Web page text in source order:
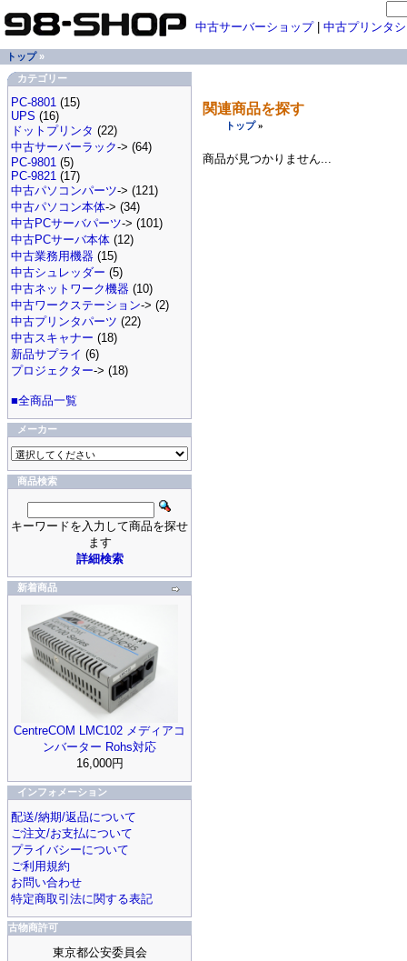
関連商品を探す
トップ»
商品が見つかりません...
中古サーバーショップ| 中古プリンタ
トップ»
カテゴリー
PC-8801 (15)
UPS (16)
ドットプリンタ (22)
中古サーバーラック-> (64)
PC-9801 (5)
PC-9821 (17)
中古パソコンパーツ-> (121)
中古パソコン本体-> (34)
中古PCサーバパーツ-> (101)
中古PCサーバ本体 (12)
中古業務用機器 (15)
中古シュレッダー (5)
中古ネットワーク機器 (10)
中古ワークステーション-> (2)
中古プリンタパーツ (22)
中古スキャナー (18)
新品サプライ (6)
プロジェクター-> (18)
■全商品一覧
メーカー
商品検索
キーワードを入力して商品を探せ
ます
詳細検索
新着商品
CentreCOM LMC102 メディアコ
ンバーター Rohs対応
16,000円
インフォメーション
配送/納期/返品について
ご注文/お支払について
プライバシーについて
ご利用規約
お問い合わせ
特定商取引法に関する表記
古物商許可
東京都公安委員会